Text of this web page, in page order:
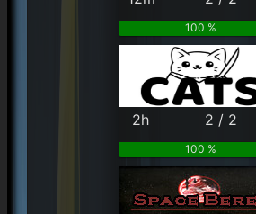
100 %
2h 2 / 2
100 %